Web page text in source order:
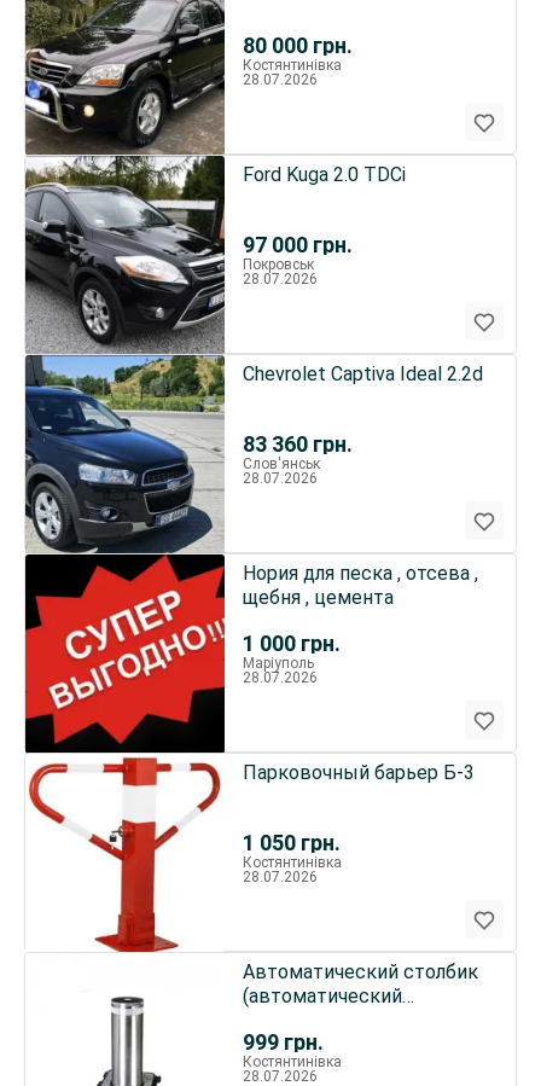
80 000 грн.
Костянтинівка
28.07.2026
97 000 грн.
Ford Kuga 2.0 TDCi
Покровськ
28.07.2026
83 360 грн.
Chevrolet Captiva Ideal 2.2d
Слов'янськ
28.07.2026
1 000 грн.
Нория для песка , отсева ,
щебня , цемента
Маріуполь
28.07.2026
1 050 грн.
Парковочный барьер Б-3
Костянтинівка
28.07.2026
999 грн.
Автоматический столбик
(автоматический
нж
Костянтинівка
28.07.2026